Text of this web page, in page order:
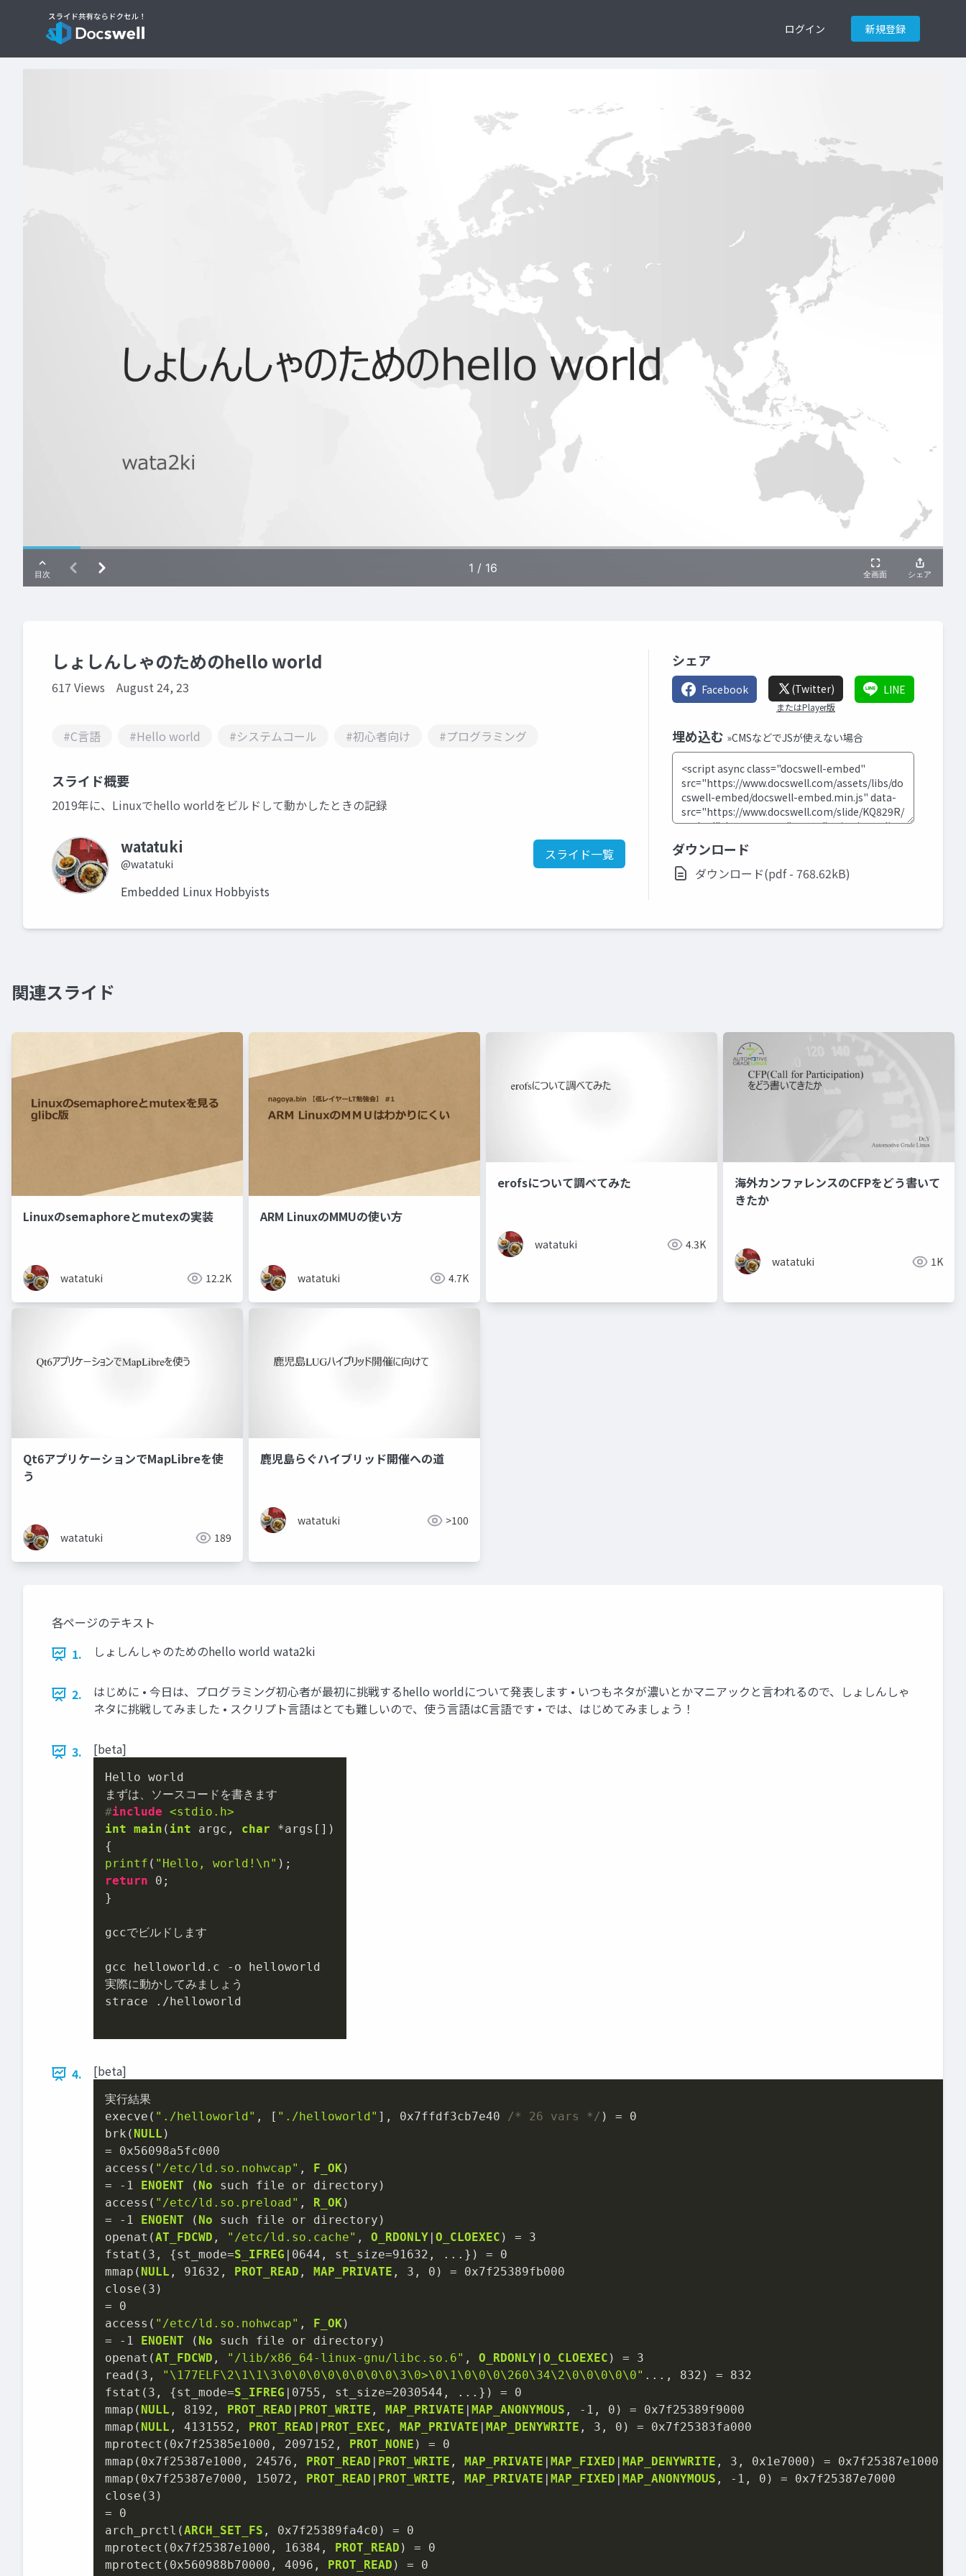
ログイン 新規登録
しょしんしゃのためのhello world
617 Views August 24, 23
#C言語 #Hello world #システムコール #初心者向け #プログラミング
スライド概要
2019年に、Linuxでhello worldをビルドして動かしたときの記録
watatuki
@watatuki
スライド一覧
Embedded Linux Hobbyists
シェア
Facebook (Twitter)
またはPlayer版
LINE
埋め込む »CMSなどでJSが使えない場合
ダウンロード
ダウンロード(pdf - 768.62kB)
関連スライド
Linuxのsemaphoreとmutexの実装
watatuki 12.2K
ARM LinuxのMMUの使い方
watatuki 4.7K
erofsについて調べてみた
watatuki 4.3K
海外カンファレンスのCFPをどう書いて
きたか
watatuki 1K
Qt6アプリケーションでMapLibreを使
う
watatuki 189
鹿児島らぐハイブリッド開催への道
watatuki >100
各ページのテキスト
1.
しょしんしゃのためのhello world wata2ki
2.
はじめに • 今日は、プログラミング初心者が最初に挑戦するhello worldについて発表します • いつもネタが濃いとかマニアックと言われるので、しょしんしゃ
ネタに挑戦してみました • スクリプト言語はとても難しいので、使う言語はC言語です • では、はじめてみましょう！
3. [beta]
Hello world
#include <stdio.h>
int main ( int argc, char *args[])
printf ( "Hello, world!\n"
return
0 ;
}
gccでビルドします
gcc helloworld.c -o helloworld
実際に動かしてみましょう
strace ./helloworld
4. [beta]
実行結果
execve( "./helloworld" , [ "./helloworld" ], 0x7ffdf3cb7e40 /* 26 vars */ ) =
0
brk( NULL
=
0x56098a5fc000
access( "/etc/ld.so.nohwcap" , F_OK
=
- 1 ENOENT ( No such file or directory)
access( "/etc/ld.so.preload" , R_OK
=
- 1 ENOENT ( No such file or directory)
openat(AT_FDCWD , "/etc/ld.so.cache" , O_RDONLY O_CLOEXEC ) =
3
fstat( 3 , {st_mode=S_IFREG 0644 , st_size=91632 , ... }) =
0
mmap( NULL , 91632 , PROT_READ , MAP_PRIVATE , 3 , 0 ) =
0x7f25389fb000
close( 3
=
0
access( "/etc/ld.so.nohwcap" , F_OK
=
- 1 ENOENT ( No such file or directory)
openat(AT_FDCWD , "/lib/x86_64-linux-gnu/libc.so.6" , O_RDONLY O_CLOEXEC ) =
3
read( 3 , "\177ELF\2\1\1\3\0\0\0\0\0\0\0\0\3\0>\0\1\0\0\0\260\34\2\0\0\0\0\0" ... , 832 ) =
832
fstat( 3 , {st_mode=S_IFREG 0755 , st_size=2030544 , ... }) =
0
mmap( NULL , 8192 , PROT_READ PROT_WRITE , MAP_PRIVATE MAP_ANONYMOUS , - 1 , 0 ) =
0x7f25389f9000
mmap( NULL , 4131552 , PROT_READ PROT_EXEC , MAP_PRIVATE MAP_DENYWRITE , 3 , 0 ) =
0x7f25383fa000
mprotect( 0x7f25385e1000 , 2097152 , PROT_NONE ) =
0
mmap( 0x7f25387e1000 , 24576 , PROT_READ PROT_WRITE , MAP_PRIVATE MAP_FIXED MAP_DENYWRITE , 3 , 0x1e7000 ) =
0x7f25387e1000
mmap( 0x7f25387e7000 , 15072 , PROT_READ PROT_WRITE , MAP_PRIVATE MAP_FIXED MAP_ANONYMOUS , - 1 , 0 ) =
0x7f25387e7000
close( 3
=
0
arch_prctl(ARCH_SET_FS , 0x7f25389fa4c0 ) =
0
mprotect( 0x7f25387e1000 , 16384 , PROT_READ ) =
0
mprotect( 0x560988b70000 , 4096 , PROT_READ ) =
0